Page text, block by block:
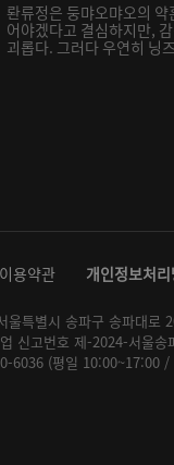
롼류정은 둥먀오먀오의
어야겠다고 결심하지만,
괴롭다. 그러다 우연히 닝
이용약관 개인정보처
울특별시 송파구 송파대
신고번호 제-2024-서울송
(평일 10:00~17:00 /